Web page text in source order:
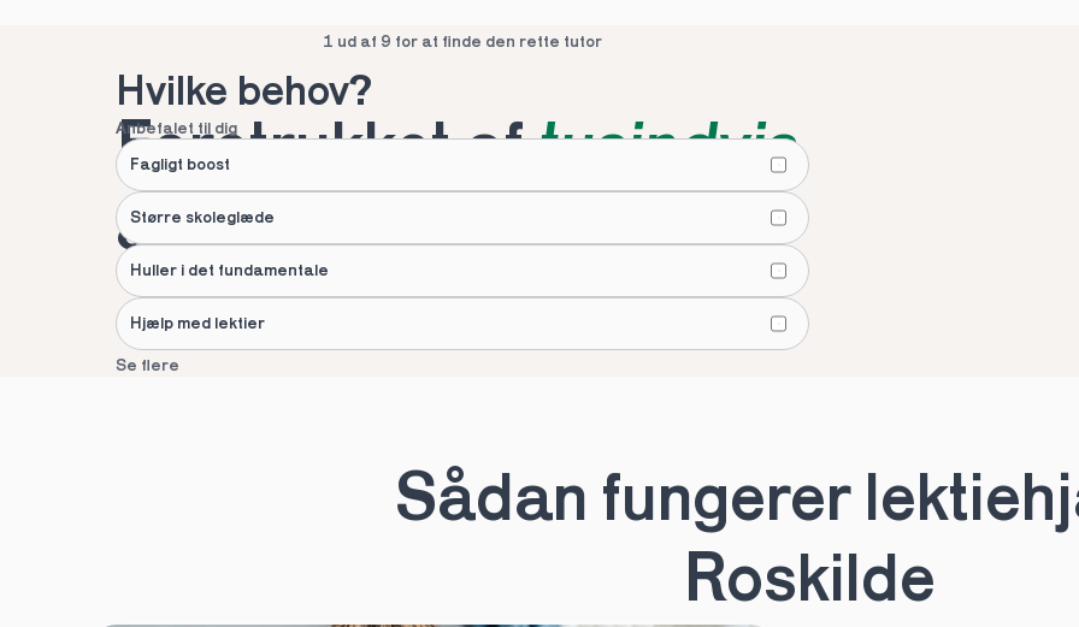
1 ud af 9 for at finde den rette tutor
Hvilke behov?
Anbefalet til dig
Fagligt boost
Større skoleglæde
Huller i det fundamentale
Hjælp med lektier
Se flere
1 ud af 9 for at finde den rette tutor
Hvad hedder du?
Foretrukket af tusindvis
af danske familier
Sådan fungerer
Roskilde